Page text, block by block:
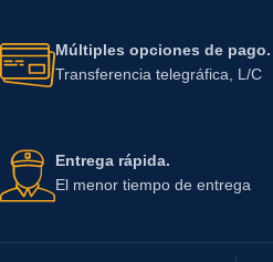
Múltiples opciones de pago.
Transferencia telegráfica, L/C
Entrega rápida.
El menor tiempo de entrega